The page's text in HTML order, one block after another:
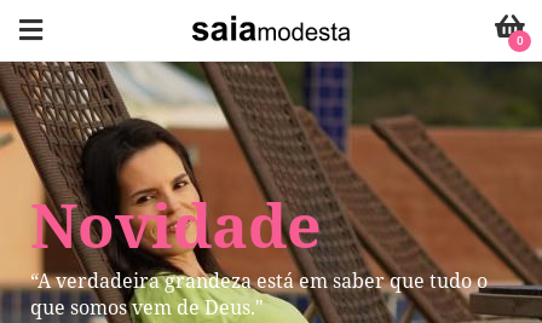
Novidade
“A verdadeira grandeza está em saber que tudo o
que somos vem de Deus."
0